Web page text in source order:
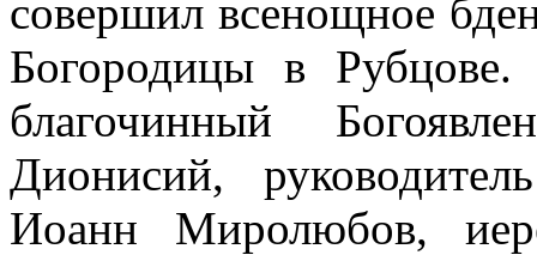
совершил всенощное
Богородицы в
благочинный
Дионисий,
Иоанн Миролюбов,